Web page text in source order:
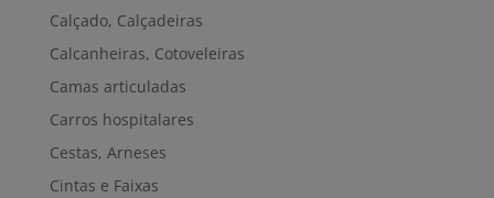
Calçado, Calçadeiras
Calcanheiras, Cotoveleiras
Camas articuladas
Carros hospitalares
Cestas, Arneses
Cintas e Faixas